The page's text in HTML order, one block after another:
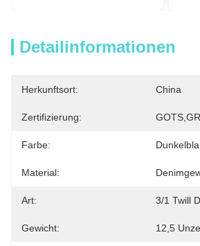
Detailinformationen
Herkunftsort: China
Zertifizierung:
Farbe:
Material:
Art: 3/1 Twill
Gewicht: 12,5 Unze